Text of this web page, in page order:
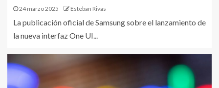
24 marzo 2025 Esteban Rivas
La publicación oficial de Samsung sobre el lanzamiento de
la nueva interfaz One UI...